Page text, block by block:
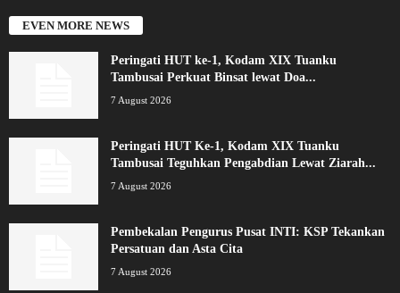
EVEN MORE NEWS
Peringati HUT ke-1, Kodam XIX Tuanku
Tambusai Perkuat Binsat lewat Doa...
7 August 2026
Peringati HUT Ke-1, Kodam XIX Tuanku
Tambusai Teguhkan Pengabdian Lewat Ziarah...
7 August 2026
Pembekalan Pengurus Pusat INTI: KSP Tekankan
Persatuan dan Asta Cita
7 August 2026